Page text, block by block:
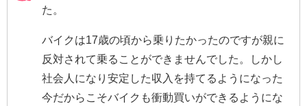
た。
バイクは17歳の頃から乗りたかったのですが親に
反対されて乗ることができませんでした。しかし
社会人になり安定した収入を持てるようになった
今だからこそバイクも衝動買いができるようにな